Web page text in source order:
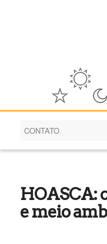
HOASCA:
e meio